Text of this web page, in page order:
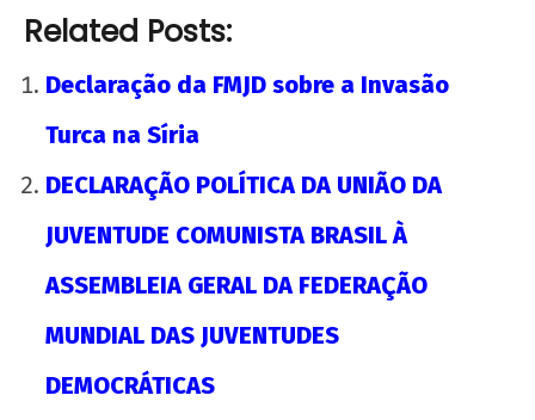
Related Posts:
Declaração da FMJD sobre a Invasão
Turca na Síria
DECLARAÇÃO POLÍTICA DA UNIÃO DA
JUVENTUDE COMUNISTA BRASIL À
ASSEMBLEIA GERAL DA FEDERAÇÃO
MUNDIAL DAS JUVENTUDES
DEMOCRÁTICAS